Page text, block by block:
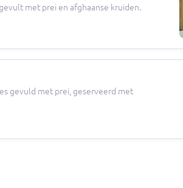
met prei en afghaanse kruiden.
gevuld met prei, geserveerd met